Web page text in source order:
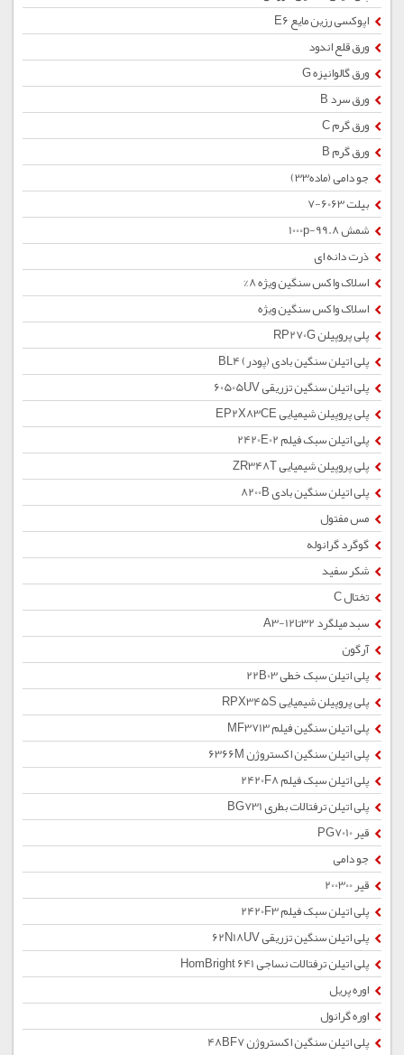
اپوکسی رزین مایع E6
ورق قلع اندود
ورق گالوانیزه G
ورق سرد B
ورق گرم C
ورق گرم B
جو دامی (ماده33)
بیلت 6063-7
شمش 1000p-99.8
ذرت دانه ای
اسلاک واکس سنگین ویژه 8%
اسلاک واکس سنگین ویژه
پلی پروپیلن RP270G
پلی اتیلن سنگین بادی (پودر) BL4
پلی اتیلن سنگین تزریقی 60505UV
پلی پروپیلن شیمیایی EP2X83CE
پلی اتیلن سبک فیلم 2420E02
پلی پروپیلن شیمیایی ZR348T
پلی اتیلن سنگین بادی 8200B
مس مفتول
گوگرد گرانوله
شکر سفید
تختال C
سبد میلگرد 32تا12-A3
آرگون
پلی اتیلن سبک خطی 22B03
پلی پروپیلن شیمیایی RPX345S
پلی اتیلن سنگین فیلم MF3713
پلی اتیلن سنگین اکستروژن 6366M
پلی اتیلن سبک فیلم 2420F8
پلی اتیلن ترفتالات بطری BG731
قیر PG7010
جو دامی
قیر 200300
پلی اتیلن سبک فیلم 2420F3
پلی اتیلن سنگین تزریقی 62N18UV
پلی اتیلن ترفتالات نساجی HomBright 641
اوره پریل
اوره گرانول
پلی اتیلن سنگین اکستروژن 48BF7